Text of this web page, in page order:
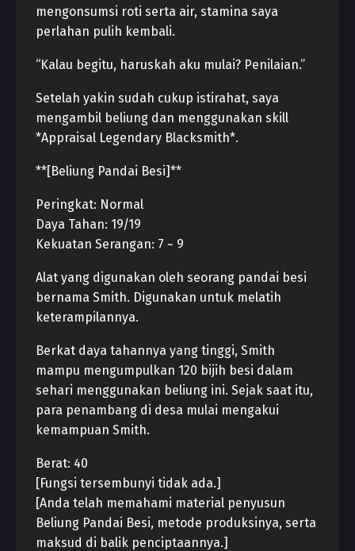
mengonsumsi roti serta air, stamina saya
perlahan pulih kembali.
“Kalau begitu, haruskah aku mulai? Penilaian.”
Setelah yakin sudah cukup istirahat, saya
mengambil beliung dan menggunakan skill
*Appraisal Legendary Blacksmith*.
**[Beliung Pandai Besi]**
Peringkat: Normal
Daya Tahan: 19/19
Kekuatan Serangan: 7 ~ 9
Alat yang digunakan oleh seorang pandai besi
bernama Smith. Digunakan untuk melatih
keterampilannya.
Berkat daya tahannya yang tinggi, Smith
mampu mengumpulkan 120 bijih besi dalam
sehari menggunakan beliung ini. Sejak saat itu,
para penambang di desa mulai mengakui
kemampuan Smith.
Berat: 40
[Fungsi tersembunyi tidak ada.]
[Anda telah memahami material penyusun
Beliung Pandai Besi, metode produksinya, serta
maksud di balik penciptaannya.]